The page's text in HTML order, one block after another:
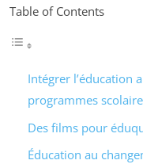
Table of Contents
Intégrer l’éducation
programmes
Des films pour
Éducation au